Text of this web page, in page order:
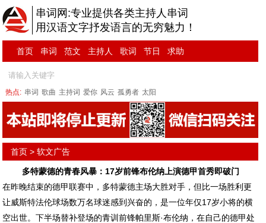
串词网:专业提供各类主持人串词
用汉语文字抒发语言的无穷魅力！
首页 串词 范文 主持人 歌词 节日 求助
热点: 串词 歌曲 主持词 爱你 风云 孤勇者 太阳
首页 >软文广告
多特蒙德的青春风暴：17岁前锋布伦纳上演德甲首秀即破门
在昨晚结束的德甲联赛中，多特蒙德主场大胜对手，但比一场胜利更
让威斯特法伦球场数万名球迷感到兴奋的，是一位年仅17岁小将的横
空出世。下半场替补登场的青训前锋帕里斯·布伦纳，在自己的德甲处